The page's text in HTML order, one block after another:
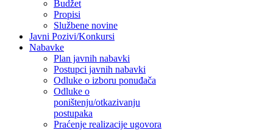
Budžet
Propisi
Službene novine
Javni Pozivi/Konkursi
Nabavke
Plan javnih nabavki
Postupci javnih nabavki
Odluke o izboru ponuđača
Odluke o
poništenju/otkazivanju
postupaka
Praćenje realizacije ugovora